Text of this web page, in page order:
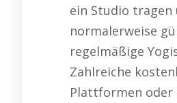
ein Studio tragen
normalerweise
regelmäßige
Zahlreiche
Plattformen oder